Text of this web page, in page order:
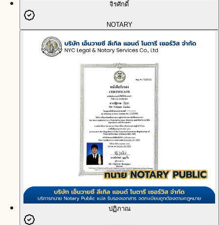
จิรศักดิ์
NOTARY
ปฏิภาณ